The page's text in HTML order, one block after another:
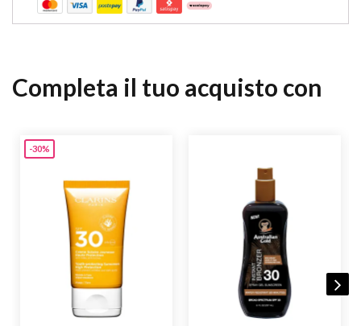
Completa il tuo acquisto con
-30%